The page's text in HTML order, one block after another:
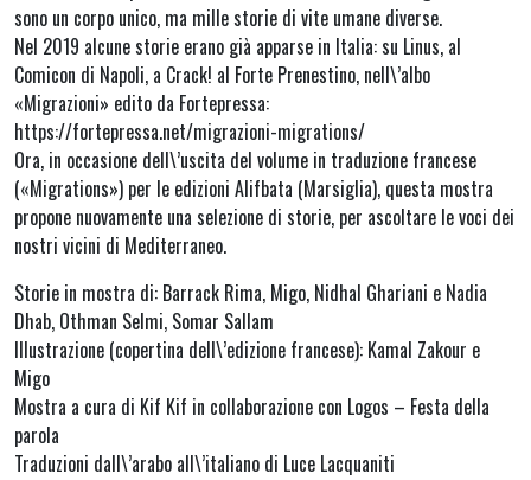
sono un corpo unico, ma mille storie di vite umane diverse.
Nel 2019 alcune storie erano già apparse in Italia: su Linus, al
Comicon di Napoli, a Crack! al Forte Prenestino, nell\’albo
«Migrazioni» edito da Fortepressa:
https://fortepressa.net/migrazioni-migrations/
Ora, in occasione dell\’uscita del volume in traduzione francese
(«Migrations») per le edizioni Alifbata (Marsiglia), questa mostra
propone nuovamente una selezione di storie, per ascoltare le voci dei
nostri vicini di Mediterraneo.
Storie in mostra di: Barrack Rima, Migo, Nidhal Ghariani e Nadia
Dhab, Othman Selmi, Somar Sallam
Illustrazione (copertina dell\’edizione francese): Kamal Zakour e
Migo
Mostra a cura di Kif Kif in collaborazione con Logos – Festa della
parola
Traduzioni dall\’arabo all\’italiano di Luce Lacquaniti